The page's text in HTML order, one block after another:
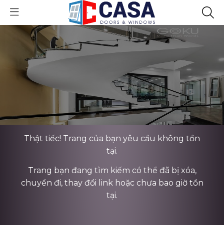
Thật tiếc! Trang của bạn yêu cầu không tồn
tại.
Trang bạn đang tìm kiếm có thể đã bị xóa,
chuyển đi, thay đổi link hoặc chưa bao giờ tồn
tại.